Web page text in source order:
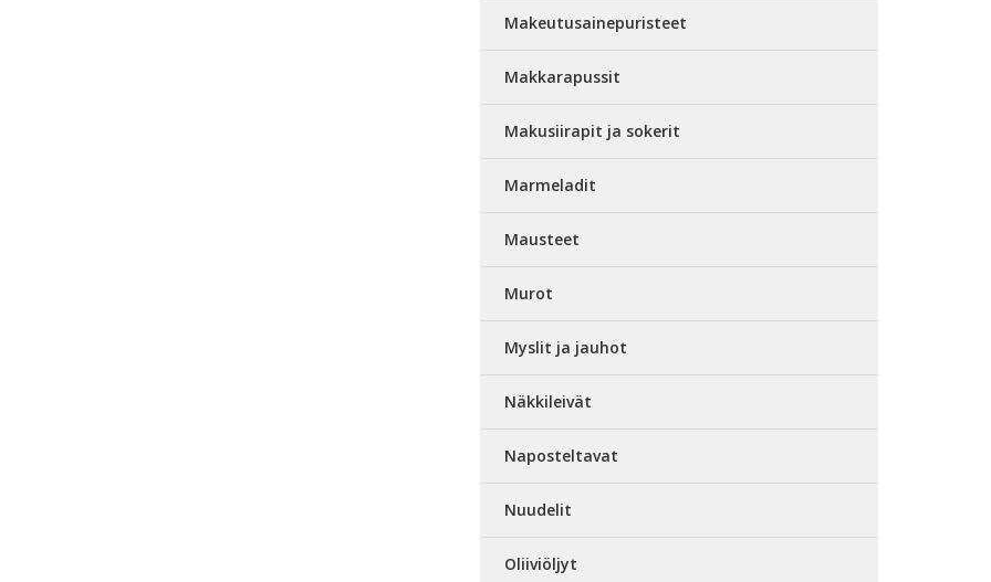
Makeutusainepuristeet
Makkarapussit
Makusiirapit ja sokerit
Marmeladit
Mausteet
Murot
Myslit ja jauhot
Näkkileivät
Naposteltavat
Nuudelit
Oliiviöljyt